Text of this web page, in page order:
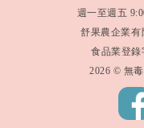
週一至週五
舒果農企業有
食品業登錄
2026 © 無